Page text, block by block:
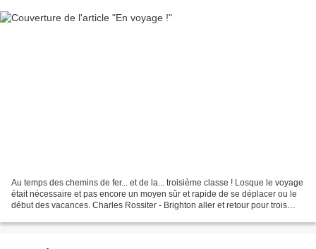
Au temps des chemins de fer... et de la... troisième classe ! Losque le voyage
était nécessaire et pas encore un moyen sûr et rapide de se déplacer ou le
début des vacances. Charles Rossiter - Brighton aller et retour pour trois